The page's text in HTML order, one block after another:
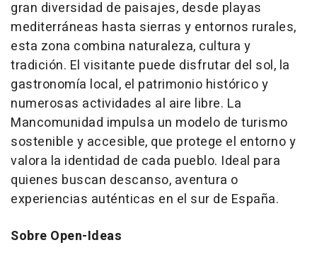
gran diversidad de paisajes, desde playas
mediterráneas hasta sierras y entornos rurales,
esta zona combina naturaleza, cultura y
tradición. El visitante puede disfrutar del sol, la
gastronomía local, el patrimonio histórico y
numerosas actividades al aire libre. La
Mancomunidad impulsa un modelo de turismo
sostenible y accesible, que protege el entorno y
valora la identidad de cada pueblo. Ideal para
quienes buscan descanso, aventura o
experiencias auténticas en el sur de España.
Sobre Open-Ideas